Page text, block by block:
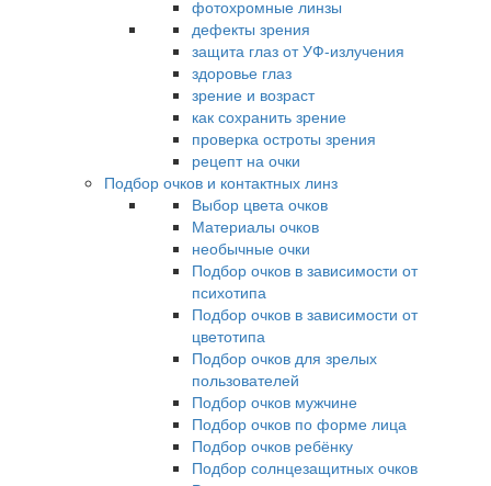
фотохромные линзы
дефекты зрения
защита глаз от УФ-излучения
здоровье глаз
зрение и возраст
как сохранить зрение
проверка остроты зрения
рецепт на очки
Подбор очков и контактных линз
Выбор цвета очков
Материалы очков
необычные очки
Подбор очков в зависимости от
психотипа
Подбор очков в зависимости от
цветотипа
Подбор очков для зрелых
пользователей
Подбор очков мужчине
Подбор очков по форме лица
Подбор очков ребёнку
Подбор солнцезащитных очков